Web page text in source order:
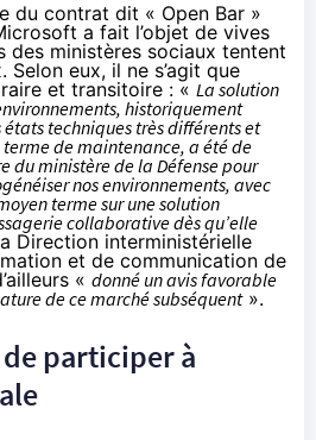
du contrat dit « Open Bar »
a fait l’objet de vives
des ministères sociaux tentent
eux, il ne s’agit que
et transitoire : « La solution
historiquement
techniques très différents et
terme de maintenance, a été de
du ministère de la Défense pour
nos environnements, avec
terme sur une solution
collaborative dès qu’elle
Direction interministérielle
et de communication de
« donné un avis favorable
de ce marché subséquent».
de participer à